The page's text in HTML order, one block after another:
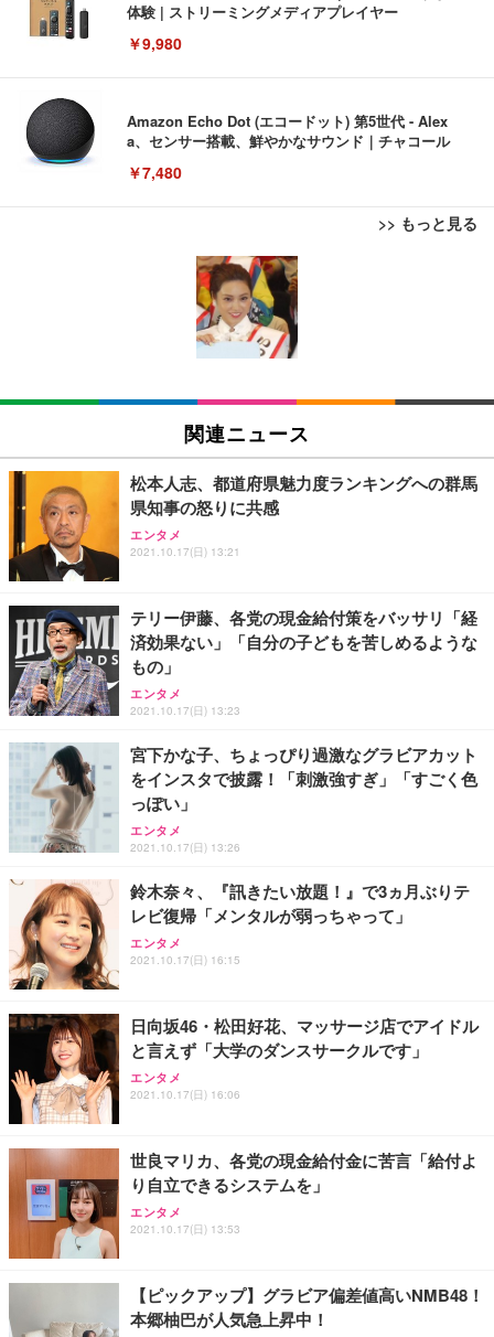
体験 | ストリーミングメディアプレイヤー
￥9,980
Amazon Echo Dot (エコードット) 第5世代 - Alex
a、センサー搭載、鮮やかなサウンド｜チャコール
￥7,480
>> もっと見る
[EdoErgo] オフィスチェア 椅子 テレワーク 疲れな
い 跳ね上げ式アームレスト コンパクト 約105度ロッ
キング pc 事務椅子 360度回転 座面昇降 強化ナイロ
ン樹脂ベース 通気性メッシュ 在宅ワーク H-WY01
(黒網+黒枠+黒足)
SIHOO B100 オフィスチェア／デスクチェア メッシ
ュチェア 人間工学 疲れない ブラック
￥27,999
Sezlife オフィスチェア デスクチェア 疲れない テレ
ワーク チェア 強化バックレスト 30度ロッキング機
能 人間工学 椅子 腰サポート 90度跳ね上げ式アーム
務用 おしゃれ パソコンチェア (ブラック)
Sezlife オフィスチェア デスクチェア 疲れない テレ
ワーク チェア 強化バックレスト 30度ロッキング機
能 人間工学 椅子 腰サポート 90度跳ね上げ式アーム
レスト 3Dヘッドレスト ハンガー付き 高反発クッシ
務用 おしゃれ パソコンチェア (ホワイト)
ANDWINT オフィスチェア デスクチェア 肘なし メ
ッシュ 通気性 ランバーサポート付き 腰サポート ガ
ス圧無段階昇降 360度回転 キャスター付き コンパク
ト 幅52×奥行58.5×高さ84～96cm テレワーク 在宅
￥4,139
EIZO ビジネス向けプレミアムモニター | FlexScan
EV3240X-WT | 31.5型4K UHD・USB Type-C・ホワ
￥105,595
EIZO ビジネス向けプレミアムモニター | FlexScan
【純正品】27"ゲーミングモニター DualSense 充電
フック付き（CFI-ZDM1J）
【整備済み品】Dell E2724HS 27インチ 液晶モニタ
ー フルHD（1920×1080）VA 非光沢 HDMI/DisplayP
ort/VGA スピーカー内蔵 高さ調整 スイベル VESA対
応 ComfortView ビジネス向け
【MiniLED/24.5inch/280Hz/FHD】GRAPHT THE S
HOOTER Gaming Monitor 24” Essential ゲーミン
グモニター QD 24.5インチ 1ms FHD 量子ドット 残
像低減 (3年保証 | 輝点保証 | 日本メーカー)
￥34,980
Amazonベーシック ペットシーツ 薄型 レギュラー 1
回使い捨て 無香料 ホワイト 300枚
Amazonベーシック ペットシーツ 厚型 ワイド 42枚
x2袋(84枚) ホワイト(吸収面:ライトブルー)
￥3,234
ネオ・ルーライフ ネオ・オムツ L 中型犬用 26枚入
り 単品
Smart Basic(スマートベーシック) 【Amazon.co.jp
限定】 Smart Basic アイリスオーヤマ ペットシーツ
超厚型 お徳用 ワイド 100枚入 (x 1) (ケース販売)
アイリスオーヤマ ペットシーツ 超厚型 お徳用 レギ
ュラー 200枚入【Amazon.co.jp限定】
￥3,731
関連ニュース
松本人志、都道府県魅力度ランキングへの群馬
県知事の怒りに共感
エンタメ
2021.10.17(日) 13:21
テリー伊藤、各党の現金給付策をバッサリ「経
済効果ない」「自分の子どもを苦しめるような
もの」
エンタメ
2021.10.17(日) 13:23
宮下かな子、ちょっぴり過激なグラビアカット
をインスタで披露！「刺激強すぎ」「すごく色
っぽい」
エンタメ
2021.10.17(日) 13:26
鈴木奈々、『訊きたい放題！』で3ヵ月ぶりテ
レビ復帰「メンタルが弱っちゃって」
エンタメ
2021.10.17(日) 16:15
日向坂46・松田好花、マッサージ店でアイドル
と言えず「大学のダンスサークルです」
エンタメ
2021.10.17(日) 16:06
世良マリカ、各党の現金給付金に苦言「給付よ
り自立できるシステムを」
エンタメ
2021.10.17(日) 13:53
【ピックアップ】グラビア偏差値高いNMB48！
本郷柚巴が人気急上昇中！